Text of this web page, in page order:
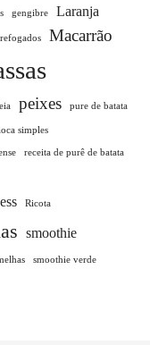
gengibre
Laranja
Macarrão
peixes pure de batata
simples
receita de purê de batata
Ricota
smoothie
smoothie verde